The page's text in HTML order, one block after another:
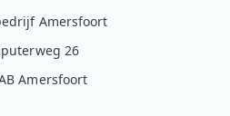
Amersfoort
26
Amersfoort